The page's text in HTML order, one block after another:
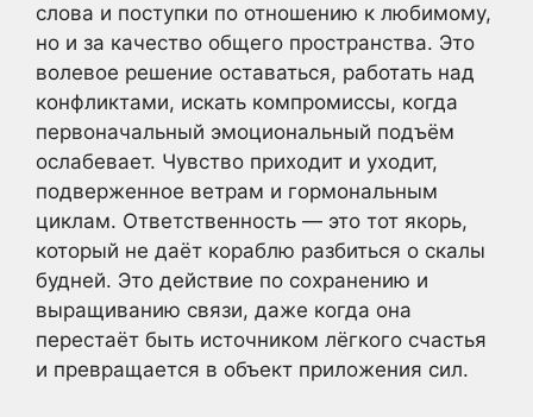
слова и поступки по отношению к любимому,
но и за качество общего пространства. Это
волевое решение оставаться, работать над
конфликтами, искать компромиссы, когда
первоначальный эмоциональный подъём
ослабевает. Чувство приходит и уходит,
подверженное ветрам и гормональным
циклам. Ответственность — это тот якорь,
который не даёт кораблю разбиться о скалы
будней. Это действие по сохранению и
выращиванию связи, даже когда она
перестаёт быть источником лёгкого счастья
и превращается в объект приложения сил.